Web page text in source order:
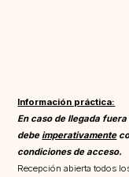
Información práctica:
En caso de llegada
debe imperativamente
condiciones de acceso.
Recepción abierta todos